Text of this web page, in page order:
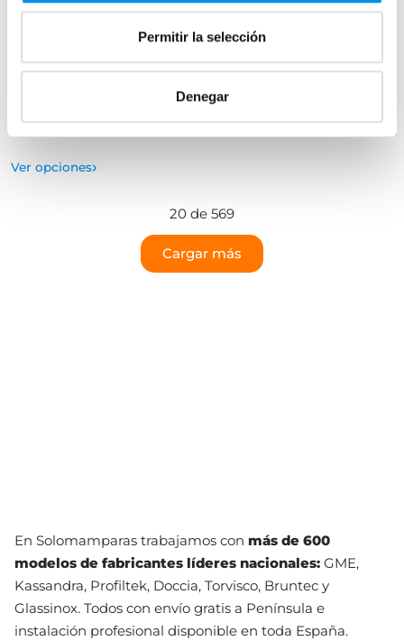
Permitir la selección
Denegar
(8)
Ver opciones›
desde 79,28€/mes
Ver opciones›
20 de 569
Cargar más
En Solomamparas trabajamos con más de 600
modelos de fabricantes líderes nacionales: GME,
Kassandra, Profiltek, Doccia, Torvisco, Bruntec y
Glassinox. Todos con envío gratis a Península e
instalación profesional disponible en toda España.